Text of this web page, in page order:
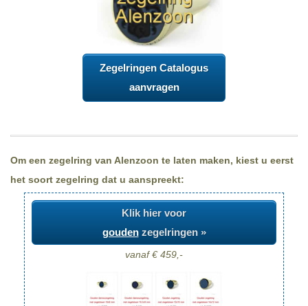
Zegelringen Catalogus
aanvragen
Om een zegelring van Alenzoon te laten maken, kiest u eerst
het soort zegelring dat u aanspreekt:
Klik hier voor
goudenzegelringen »
vanaf € 459,-